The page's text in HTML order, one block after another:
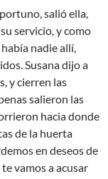
salió ella,
servicio, y como
nadie allí,
Susana dijo a
y cierren las
salieron las
hacia donde
de la huerta
en deseos de
vamos a acusar